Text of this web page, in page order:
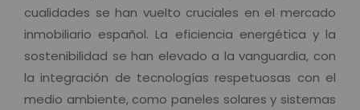
cualidades se han vuelto cruciales en el mercado
inmobiliario español. La eficiencia energética y la
sostenibilidad se han elevado a la vanguardia, con
la integración de tecnologías respetuosas con el
medio ambiente, como paneles solares y sistemas